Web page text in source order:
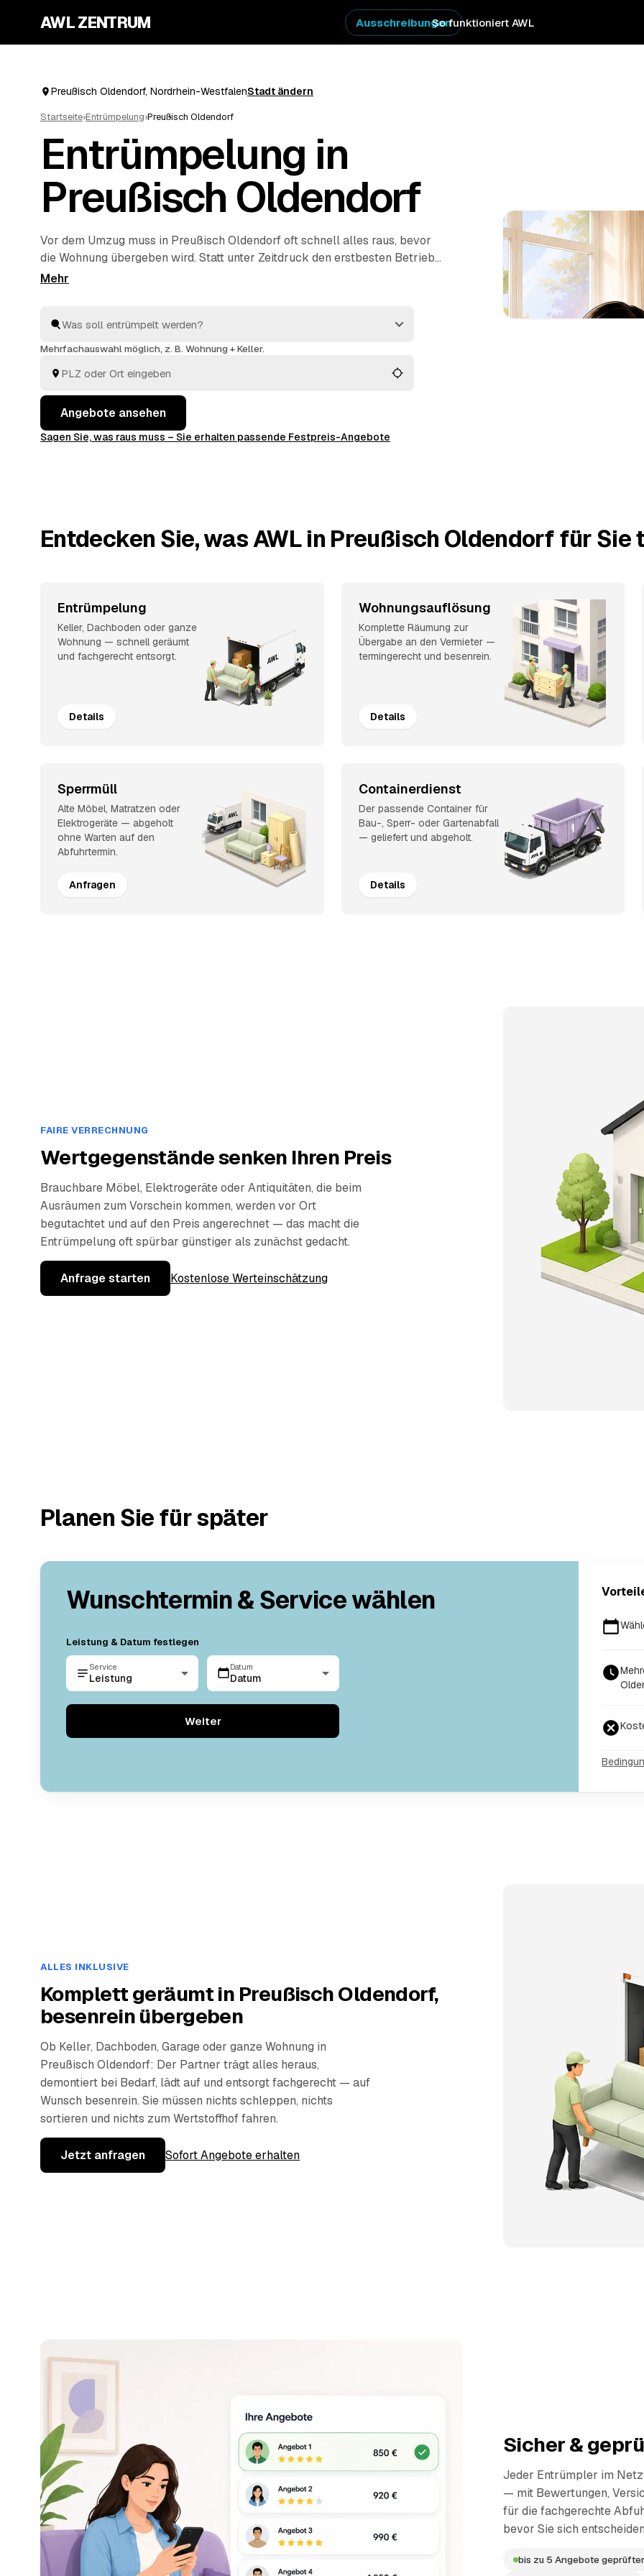
AWL ZENTRUM So funktioniert AWL
Ausschreibungen
Preußisch Oldendorf, Nordrhein-WestfalenStadt ändern
Startseite›Entrümpelung›Preußisch Oldendorf
Entrümpelung in
Preußisch Oldendorf
Vor dem Umzug muss in Preußisch Oldendorf oft schnell alles raus, bevor
die Wohnung übergeben wird. Statt unter Zeitdruck den erstbesten Betrieb
zu nehmen, stellen Sie über AWL eine Anfrage und bekommen Festpreis-
Die Profis kümmern sich ums Ausräumen und die fachgerechte Entsorgung.
Mehrfachauswahl möglich, z. B. Wohnung + Keller.
Angebote ansehen
Sagen Sie, was raus muss – Sie erhalten passende Festpreis-Angebote
Entdecken Sie, was AWL in Preußisch Oldendorf für Sie
Entrümpelung
Keller, Dachboden oder ganze
Wohnung — schnell geräumt
und fachgerecht entsorgt.
Details
Wohnungsauflösung
Komplette Räumung zur
Übergabe an den Vermieter —
termingerecht und besenrein.
Details
Sperrmüll
Alte Möbel, Matratzen oder
Elektrogeräte — abgeholt
ohne Warten auf den
Abfuhrtermin.
Anfragen
Containerdienst
Der passende Container für
Bau-, Sperr- oder Gartenabfall
— geliefert und abgeholt.
Details
FAIRE VERRECHNUNG
Wertgegenstände senken Ihren Preis
Brauchbare Möbel, Elektrogeräte oder Antiquitäten, die beim
Ausräumen zum Vorschein kommen, werden vor Ort
begutachtet und auf den Preis angerechnet — das macht die
Entrümpelung oft spürbar günstiger als zunächst gedacht.
Anfrage starten Kostenlose Werteinschätzung
Planen Sie für später
Wunschtermin & Service wählen
Leistung & Datum festlegen
Service
Leistung
Datum
Datum
Weiter
ALLES INKLUSIVE
Komplett geräumt in Preußisch Oldendorf,
besenrein übergeben
Ob Keller, Dachboden, Garage oder ganze Wohnung in
Preußisch Oldendorf: Der Partner trägt alles heraus,
demontiert bei Bedarf, lädt auf und entsorgt fachgerecht — auf
Wunsch besenrein. Sie müssen nichts schleppen, nichts
sortieren und nichts zum Wertstoffhof fahren.
Jetzt anfragen Sofort Angebote erhalten
Sicher &
Jeder Entrümpler im
— mit Bewertungen,
für die fachgerechte
bevor Sie sich
bis zu 5 Angebote